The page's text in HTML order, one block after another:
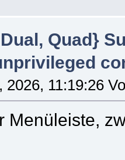
Quad}
2026, 11:19:26
Menüleiste,